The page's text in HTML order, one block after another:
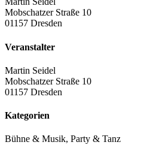
Mobschatzer Straße 10
01157 Dresden
Veranstalter
Martin Seidel
Mobschatzer Straße 10
01157 Dresden
Kategorien
Bühne & Musik, Party & Tanz